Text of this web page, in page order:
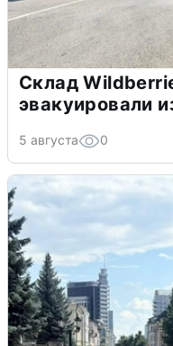
Склад
эвакуировали
5 августа 0